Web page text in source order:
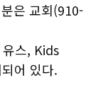
은 교회(910-
스, Kids
어 있다.